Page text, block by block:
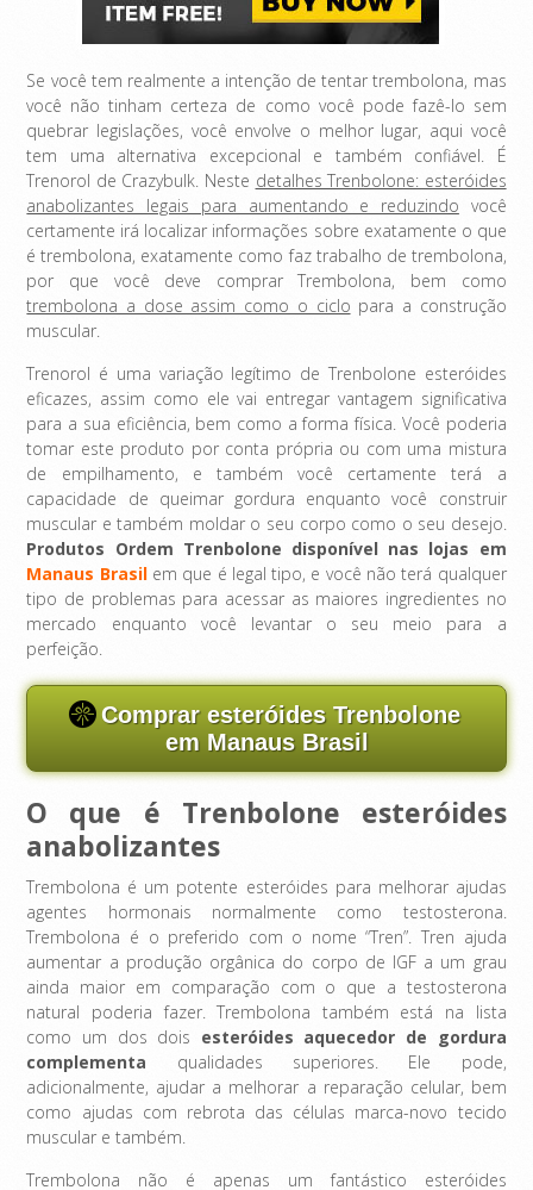
Se você tem realmente a intenção de tentar trembolona, ​​mas
você não tinham certeza de como você pode fazê-lo sem
quebrar legislações, você envolve o melhor lugar, aqui você
tem uma alternativa excepcional e também confiável. É
Trenorol de Crazybulk. Neste detalhes Trenbolone: ​​esteróides
anabolizantes legais para aumentando e reduzindo você
certamente irá localizar informações sobre exatamente o que
é trembolona, ​​exatamente como faz trabalho de trembolona,
​​por que você deve comprar Trembolona, ​​bem como
trembolona a dose assim como o ciclo para a construção
muscular.
Trenorol é uma variação legítimo de Trenbolone esteróides
eficazes, assim como ele vai entregar vantagem significativa
para a sua eficiência, bem como a forma física. Você poderia
tomar este produto por conta própria ou com uma mistura
de empilhamento, e também você certamente terá a
capacidade de queimar gordura enquanto você construir
muscular e também moldar o seu corpo como o seu desejo.
Produtos Ordem Trenbolone disponível nas lojas em
Manaus Brasilem que é legal tipo, e você não terá qualquer
tipo de problemas para acessar as maiores ingredientes no
mercado enquanto você levantar o seu meio para a
perfeição.
Comprar esteróides Trenbolone
em Manaus Brasil
O que é Trenbolone esteróides
anabolizantes
Trembolona é um potente esteróides para melhorar ajudas
agentes hormonais normalmente como testosterona.
Trembolona é o preferido com o nome “Tren”. Tren ajuda
aumentar a produção orgânica do corpo de IGF a um grau
ainda maior em comparação com o que a testosterona
natural poderia fazer. Trembolona também está na lista
como um dos dois esteróides aquecedor de gordura
complementa qualidades superiores. Ele pode,
adicionalmente, ajudar a melhorar a reparação celular, bem
como ajudas com rebrota das células marca-novo tecido
muscular e também.
Trembolona não é apenas um fantástico esteróides